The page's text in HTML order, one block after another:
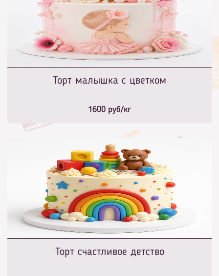
Торт малышка с цветком
1600 руб/кг
Торт счастливое детство